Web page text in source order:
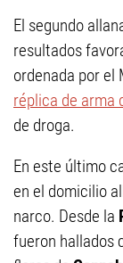
El segundo
resultados
ordenada por el
réplica de arma
de droga.
En este último
en el domicilio
narco. Desde la
fueron hallados